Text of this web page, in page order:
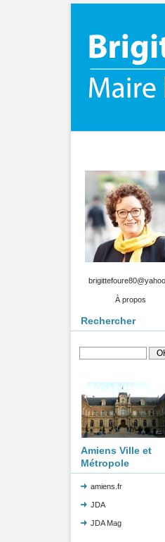
À propos
Rechercher
Amiens Ville et
Métropole
amiens.fr
JDA
JDA Mag